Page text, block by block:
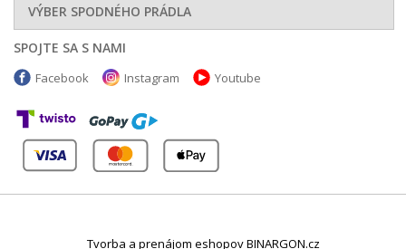
VÝBER SPODNÉHO PRÁDLA
SPOJTE SA S NAMI
Facebook Instagram Youtube
Tvorba a prenájom eshopov BINARGON.cz